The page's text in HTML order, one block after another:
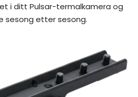
i ditt Pulsar-termalkamera og
sesong etter sesong.